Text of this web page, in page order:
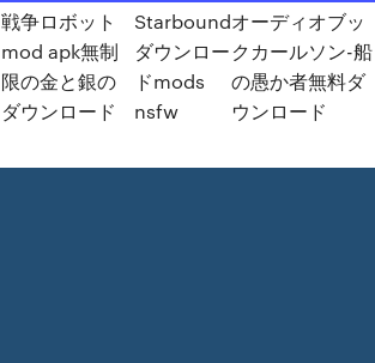
戦争ロボット
mod apk無制
限の金と銀の
ダウンロード
Starbound
ダウンロー
ドmods
nsfw
オーディオブッ
クカールソン-船
の愚か者無料ダ
ウンロード